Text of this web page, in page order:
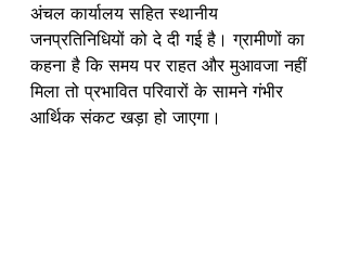
अंचल कार्यालय सहित स्थानीय
जनप्रतिनिधियों को दे दी गई है। ग्रामीणों का
कहना है कि समय पर राहत और मुआवजा नहीं
मिला तो प्रभावित परिवारों के सामने गंभीर
आर्थिक संकट खड़ा हो जाएगा।